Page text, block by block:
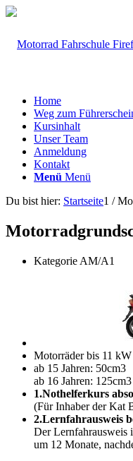
Home
Weg zum
Kursinhalt
Unser Team
Anmeldung
Kontakt
Menü Menü
Du bist hier: Startseite1 /
Kategorie AM/A1
Motorräder bis 11 kW
ab 15 Jahren: 50cm3
ab 16 Jahren: 125cm3
1.Nothelferkurs
(Für Inhaber der Kat
2.Lernfahrausweis
Der Lernfahrausweis
um 12 Monate,